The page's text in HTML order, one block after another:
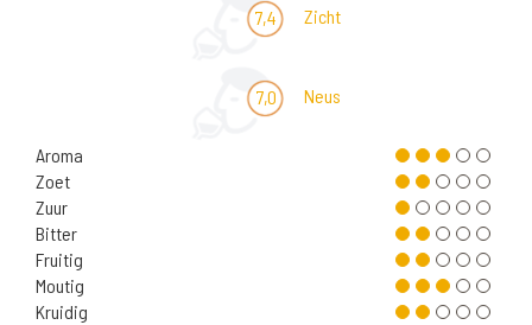
7,4 Zicht
7,0 Neus
Aroma
Zoet
Zuur
Bitter
Fruitig
Moutig
Kruidig